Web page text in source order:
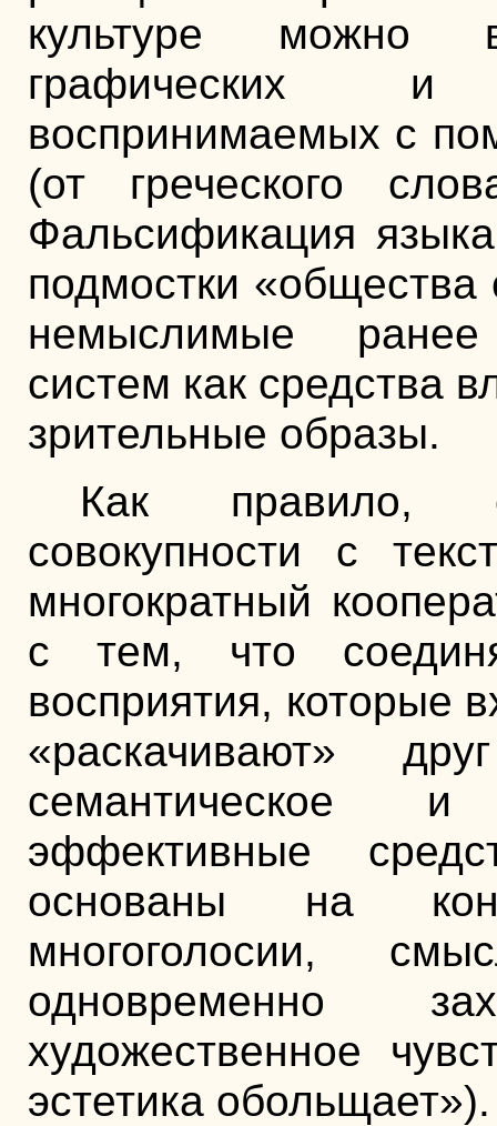
культуре можно
графических
воспринимаемых с
(от греческого
Фальсификация
подмостки «общества
немыслимые
систем как средства
зрительные образы.
Как правило,
совокупности с
многократный
с тем, что
восприятия, которые
«раскачивают»
семантическое
эффективные
основаны на
многоголосии,
одновременно
художественное
эстетика обольщает»).